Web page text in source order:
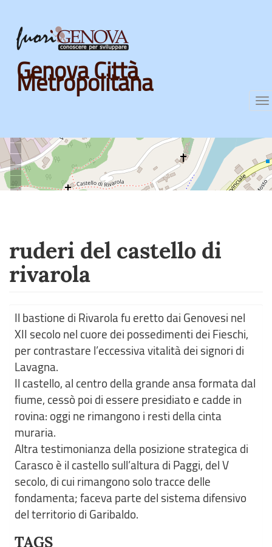
Skip
main
content
Genova Città
Metropolitana
ruderi del castello di
rivarola
Il bastione di Rivarola fu eretto dai Genovesi nel
XII secolo nel cuore dei possedimenti dei Fieschi,
per contrastare l’eccessiva vitalità dei signori di
Lavagna.
Il castello, al centro della grande ansa formata dal
fiume, cessò poi di essere presidiato e cadde in
rovina: oggi ne rimangono i resti della cinta
muraria.
Altra testimonianza della posizione strategica di
Carasco è il castello sull’altura di Paggi, del V
secolo, di cui rimangono solo tracce delle
fondamenta; faceva parte del sistema difensivo
del territorio di Garibaldo.
TAGS